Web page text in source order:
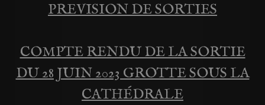
Navigation
de
l’article
PREVISION DE SORTIES
COMPTE RENDU DE LA SORTIE
DU 28 JUIN 2023 GROTTE SOUS LA
CATHÉDRALE